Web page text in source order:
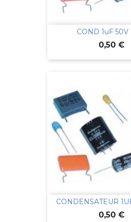
COND 1uF 50V
Prix
0,50 €
CONDENSATEUR
Prix
0,50 €